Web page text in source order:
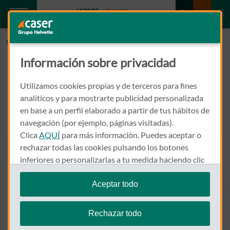
Inicio FISIOSALUD-Mª ANTONIA MARTINEZ DOMINGUEZ
FISIOSALUD-Mª ANTONIA
MARTINEZ DOMINGUEZ
CALLE RIO ANCARES, 4, Bº
24402 - PONFERRADA
987 423 422
Llamar a FISIOSALUD-Mª
Ver el mapa en Google Maps
Información sobre privacidad
Utilizamos cookies propias y de terceros para fines
analíticos y para mostrarte publicidad personalizada
en base a un perfil elaborado a partir de tus hábitos de
navegación (por ejemplo, páginas visitadas).
Clica AQUÍ para más información. Puedes aceptar o
rechazar todas las cookies pulsando los botones
inferiores o personalizarlas a tu medida haciendo clic
en"configurar cookies".
Te recordamos que puedes modificar tus ajustes de
cookies en cualquier momento en la sección
Aceptar todo
Rechazar todo